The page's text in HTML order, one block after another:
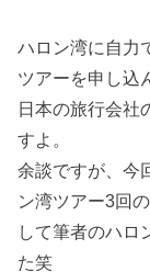
ハロン湾に自力
ツアーを申し込
日本の旅行会社
すよ。
余談ですが、今
ン湾ツアー3回
して筆者のハロ
た笑